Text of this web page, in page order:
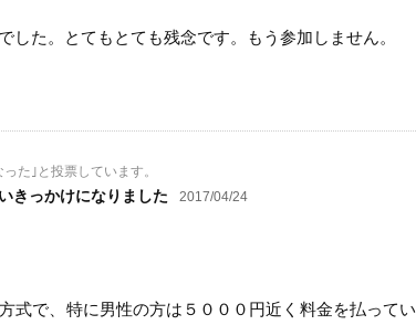
した。とてもとても残念です。もう参加しません。
た｣と投票しています。
きっかけになりました
2017/04/24
式で、特に男性の方は５０００円近く料金を払ってい